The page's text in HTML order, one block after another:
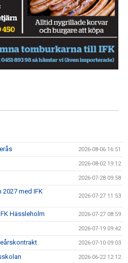
2026-08-06 16:51
2026-08-02 19:12
2026-07-28 09:58
med IFK
2026-07-27 11:53
Hässleholm 2026-07-27 08:59
2026-07-19 09:42
2026-07-10 09:03
2026-06-22 12:12